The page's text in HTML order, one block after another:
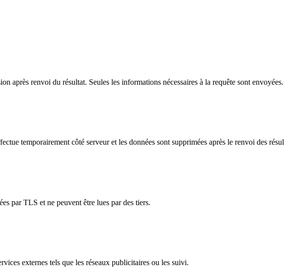
après renvoi du résultat. Seules les informations nécessaires à la requête sont envoyées.
temporairement côté serveur et les données sont supprimées après le renvoi des
par TLS et ne peuvent être lues par des tiers.
externes tels que les réseaux publicitaires ou les suivi.